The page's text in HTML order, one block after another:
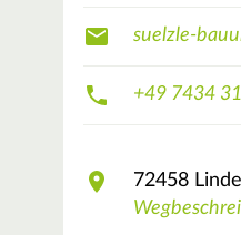
suelzle-
+49 7434
72458